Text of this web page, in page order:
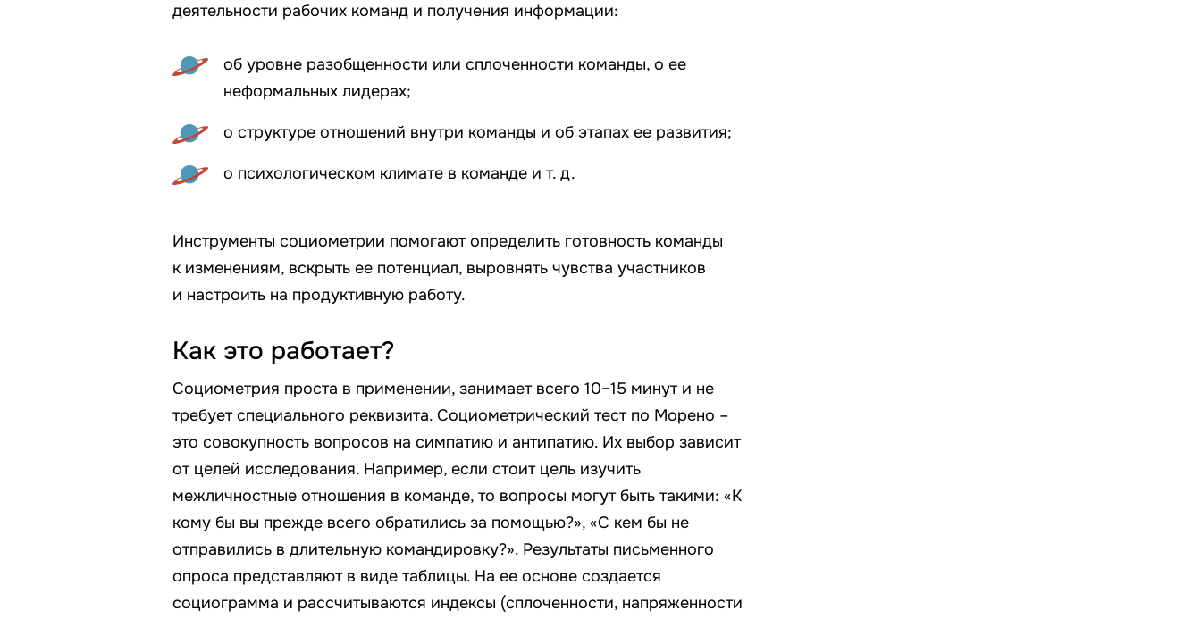
деятельности рабочих команд и получения информации:
об уровне разобщенности или сплоченности команды, о ее
неформальных лидерах;
о структуре отношений внутри команды и об этапах ее развития;
о психологическом климате в команде и т. д.
Инструменты социометрии помогают определить готовность команды
к изменениям, вскрыть ее потенциал, выровнять чувства участников
и настроить на продуктивную работу.
Как это работает?
Социометрия проста в применении, занимает всего 10–15 минут и не
требует специального реквизита. Социометрический тест по Морено –
это совокупность вопросов на симпатию и антипатию. Их выбор зависит
от целей исследования. Например, если стоит цель изучить
межличностные отношения в команде, то вопросы могут быть такими: «К
кому бы вы прежде всего обратились за помощью?», «С кем бы не
отправились в длительную командировку?». Результаты письменного
опроса представляют в виде таблицы. На ее основе создается
социограмма и рассчитываются индексы (сплоченности, напряженности